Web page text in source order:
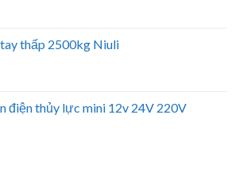
tay thấp 2500kg Niuli
điện thủy lực mini 12v 24V 220V